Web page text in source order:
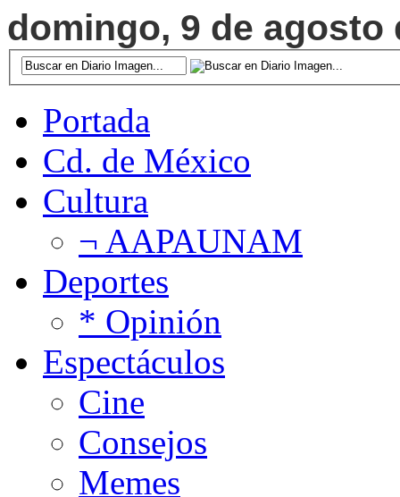
domingo, 9 de agosto
Portada
Cd. de México
Cultura
¬ AAPAUNAM
Deportes
* Opinión
Espectáculos
Cine
Consejos
Memes